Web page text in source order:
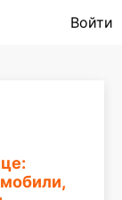
Войти